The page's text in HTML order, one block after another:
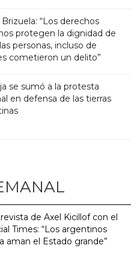
“Los derechos
protegen la dignidad de
personas, incluso de
cometieron un delito”
se sumó a la protesta
en defensa de las tierras
de Axel Kicillof con el
Times: “Los argentinos
aman el Estado grande”